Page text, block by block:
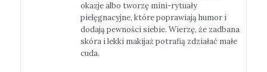
okazje albo tworzę mini-rytuały
pielęgnacyjne, które poprawiają humor i
dodają pewności siebie. Wierzę, że zadbana
skóra i lekki makijaż potrafią zdziałać małe
cuda.